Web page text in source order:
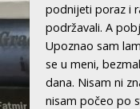
podnijeti poraz i
podržavali. A
Upoznao sam
se u meni,
dana. Nisam ni
nisam počeo po